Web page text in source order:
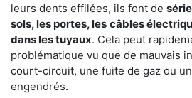
leurs dents effilées, ils font de
sols, les portes, les câbles
dans les tuyaux. Cela peut
problématique vu que de mauvais
court-circuit, une fuite de gaz ou
engendrés.